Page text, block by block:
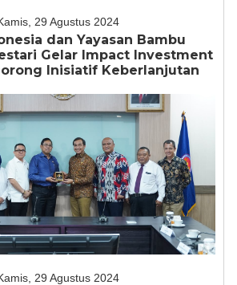
29 Agustus 2024
dan Yayasan Bambu
Gelar Impact Investment
Inisiatif Keberlanjutan
29 Agustus 2024